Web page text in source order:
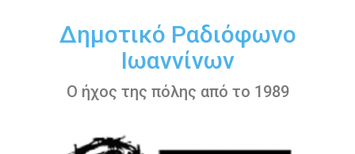
περιεχόμενοΔημοτικό Ραδιόφωνο
Ιωαννίνων
Ο ήχος της πόλης από το 1989